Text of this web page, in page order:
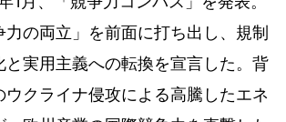
力の両立」を前面に打ち出し、規制
と実用主義への転換を宣言した。背
ウクライナ侵攻による高騰したエネ